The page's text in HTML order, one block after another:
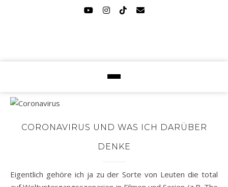
CORONAVIRUS UND WAS ICH DARÜBER
DENKE
Eigentlich gehöre ich ja zu der Sorte von Leuten die total